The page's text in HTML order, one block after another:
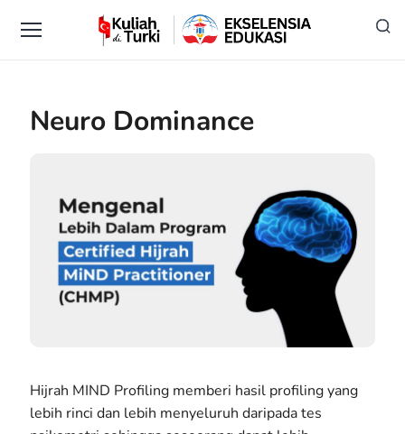
Neuro Dominance
Hijrah MIND Profiling memberi hasil profiling yang
lebih rinci dan lebih menyeluruh daripada tes